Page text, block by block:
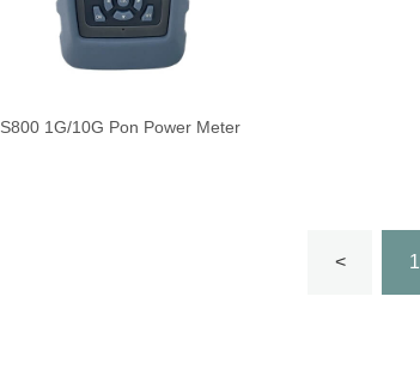
S800 1G/10G Pon Power Meter
< 1